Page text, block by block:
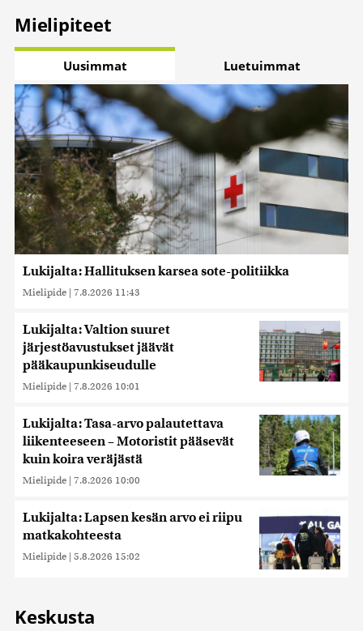
Mielipiteet
Uusimmat Luetuimmat
Lukijalta: Hallituksen karsea sote-politiikka
Mielipide | 7.8.2026 11:43
Lukijalta: Valtion suuret
järjestöavustukset jäävät
pääkaupunkiseudulle
Mielipide | 7.8.2026 10:01
Lukijalta: Tasa-arvo palautettava
liikenteeseen – Motoristit pääsevät
kuin koira veräjästä
Mielipide | 7.8.2026 10:00
Lukijalta: Lapsen kesän arvo ei riipu
matkakohteesta
Mielipide | 5.8.2026 15:02
Keskusta